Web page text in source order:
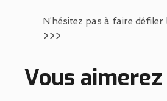
N’hésitez pas à faire
>>>
Vous aimerez